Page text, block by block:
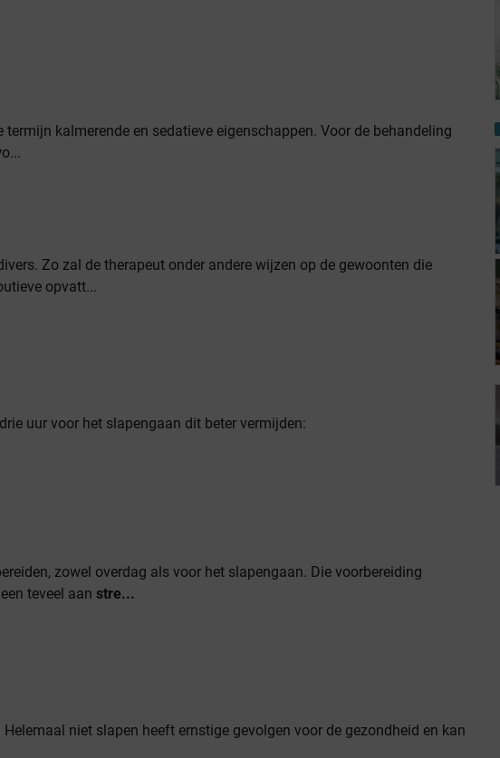
kalmerende en sedatieve eigenschappen. Voor de behandeling
Zo zal de therapeut onder andere wijzen op de gewoonten die
opvatt...
uur voor het slapengaan dit beter vermijden:
zowel overdag als voor het slapengaan. Die voorbereiding
teveel aan stre...
niet slapen heeft ernstige gevolgen voor de gezondheid en kan